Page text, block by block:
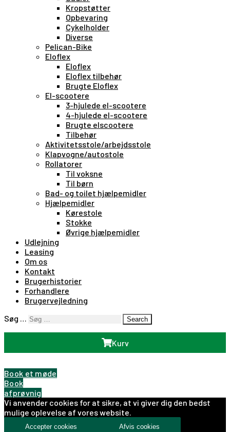
Kropstøtter
Opbevaring
Cykelholder
Diverse
Pelican-Bike
Eloflex
Eloflex
Eloflex tilbehør
Brugte Eloflex
El-scootere
3-hjulede el-scootere
4-hjulede el-scootere
Brugte elscootere
Tilbehør
Aktivitetsstole/arbejdsstole
Klapvogne/autostole
Rollatorer
Til voksne
Til børn
Bad- og toilet hjælpemidler
Hjælpemidler
Kørestole
Stokke
Øvrige hjælpemidler
Udlejning
Leasing
Om os
Kontakt
Brugerhistorier
Forhandlere
Brugervejledning
Søg …
Search
Kurv
Book et møde
Book
afprøvnig
Vi anvender cookies for at sikre, at vi giver dig den bedst
mulige oplevelse af vores website.
Accepter cookies Afvis cookies